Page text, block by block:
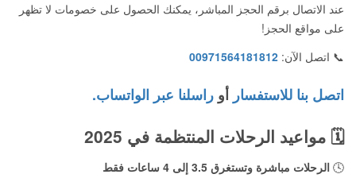
عند الاتصال برقم الحجز المباشر، يمكنك الحصول على خصومات لا تظهر
على مواقع الحجز!
📞 اتصل الآن: 00971564181812
اتصل بنا للاستفسار أو راسلنا عبر الواتساب.
🗓️ مواعيد الرحلات المنتظمة في 2025
🕓 الرحلات مباشرة وتستغرق 3.5 إلى 4 ساعات فقط